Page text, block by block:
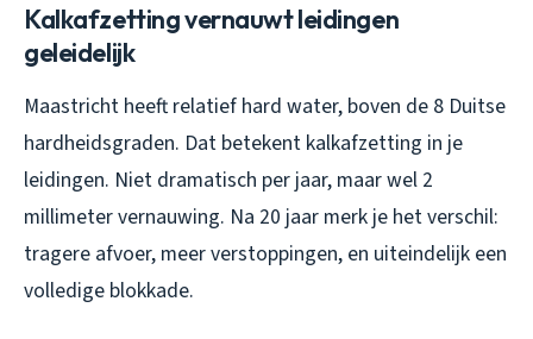
Kalkafzetting vernauwt leidingen
geleidelijk
Maastricht heeft relatief hard water, boven de 8 Duitse
hardheidsgraden. Dat betekent kalkafzetting in je
leidingen. Niet dramatisch per jaar, maar wel 2
millimeter vernauwing. Na 20 jaar merk je het verschil:
tragere afvoer, meer verstoppingen, en uiteindelijk een
volledige blokkade.